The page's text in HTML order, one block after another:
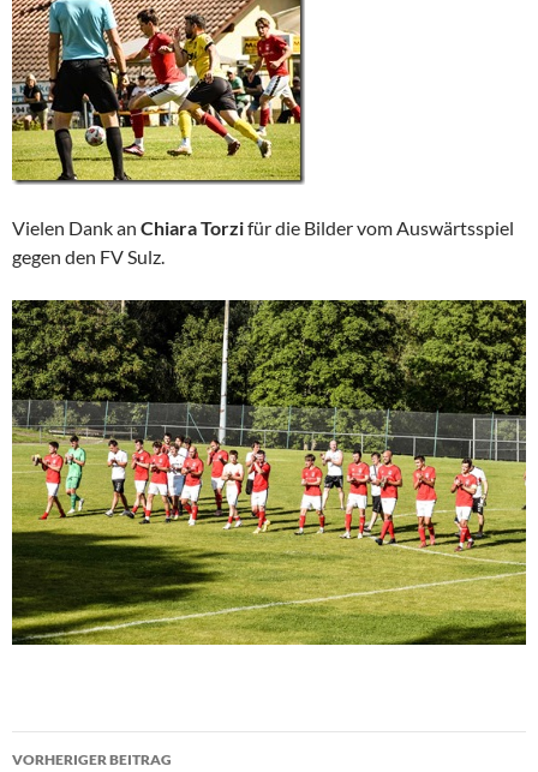
Vielen Dank an Chiara Torzifür die Bilder vom Auswärtsspiel
gegen den FV Sulz.
Beitragsnavigation
VORHERIGER BEITRAG